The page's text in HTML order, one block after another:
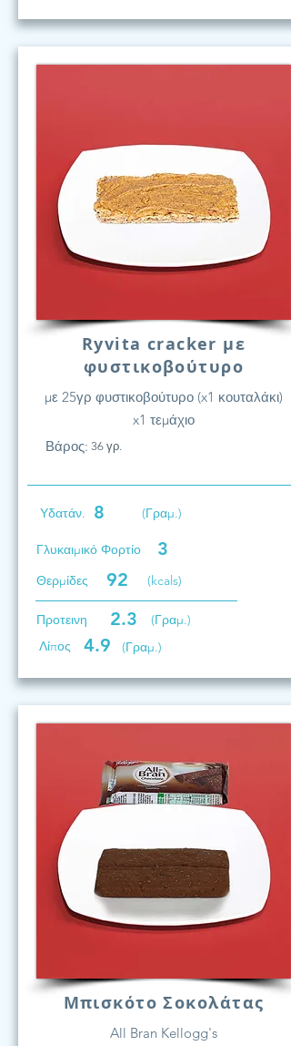
Ryvita cracker με
φυστικοβούτυρο
με 25γρ φυστικοβούτυρο (x1 κουταλάκι)
x1 τεμάχιο
Βάρος: 36 γρ.
Υδατάν. 8 (Γραμ.)
Γλυκαιμικό Φορτίο 3
Θερμίδες 92 (kcals)
Προτεινη 2.3
(Γραμ.)
Λίπος
4.9 (Γραμ.)
Μπισκότο Σοκολάτας
All Bran Kellogg's